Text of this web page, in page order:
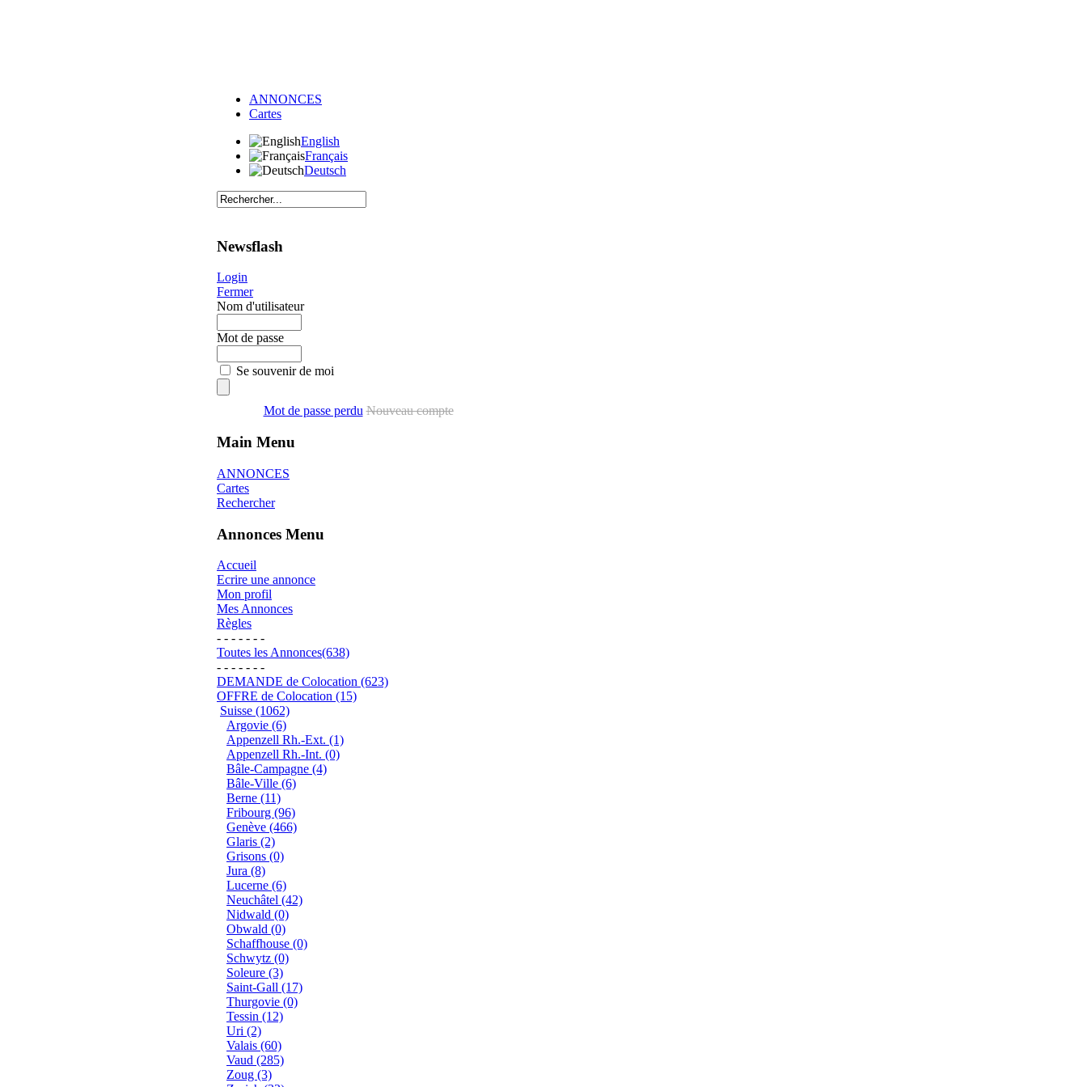
ANNONCES
Cartes
English
Français
Deutsch
Newsflash
Login
Fermer
Nom d'utilisateur
Mot de passe
Se souvenir de moi
Mot de passe perdu Nouveau compte
Main Menu
ANNONCES
Cartes
Rechercher
Annonces Menu
Accueil
Ecrire une annonce
Mon profil
Mes Annonces
Règles
- - - - - - -
Toutes les Annonces(638)
- - - - - - -
DEMANDE de Colocation (623)
OFFRE de Colocation (15)
Suisse (1062)
Argovie (6)
Appenzell Rh.-Ext. (1)
Appenzell Rh.-Int. (0)
Bâle-Campagne (4)
Bâle-Ville (6)
Berne (11)
Fribourg (96)
Genève (466)
Glaris (2)
Grisons (0)
Jura (8)
Lucerne (6)
Neuchâtel (42)
Nidwald (0)
Obwald (0)
Schaffhouse (0)
Schwytz (0)
Soleure (3)
Saint-Gall (17)
Thurgovie (0)
Tessin (12)
Uri (2)
Valais (60)
Vaud (285)
Zoug (3)